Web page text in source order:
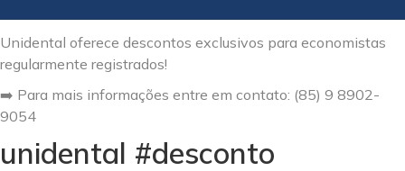
Unidental oferece descontos exclusivos para economistas
regularmente registrados!
➡️ Para mais informações entre em contato: (85) 9 8902-
9054
unidental #desconto